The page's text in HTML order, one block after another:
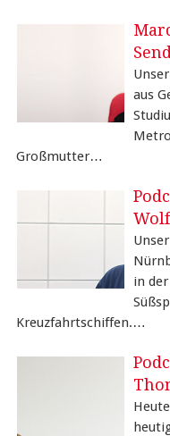
aus
Großmutter…
in
Kreuzfahrtschiffen.…